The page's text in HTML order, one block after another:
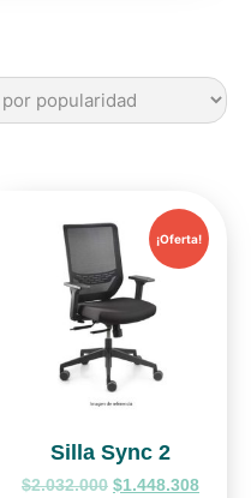
¡Oferta!
Silla Sync 2
$2.032.000 $1.448.308